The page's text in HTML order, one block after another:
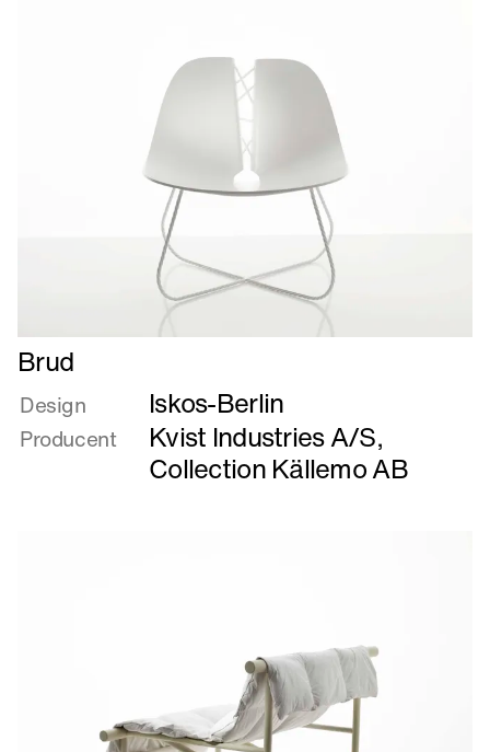
Læs
mere
om
Brud
Brud
Design Iskos-Berlin
Producent Kvist Industries A/S,
Collection Källemo AB